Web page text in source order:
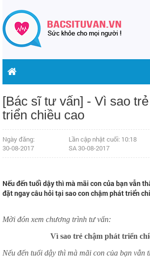
[Bác sĩ tư vấn] - Vì sao
triển chiều cao
Ngày đăng:
30-08-2017
Lần cập nhật cuối: 10:18
SA 30-08-2017
Nếu đến tuổi dậy thì mà mãi con của bạn vẫn
đặt ngay câu hỏi tại sao con chậm phát triển
Mời đón xem chương trình tư vấn:
Vì sao trẻ chậm phát triển
Nếu đến tuổi dậy thì mà mãi con của bạn vẫn